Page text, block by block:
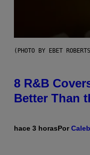
(PHOTO BY EBET
8 R&B
Better Than
hace 3 horasPor